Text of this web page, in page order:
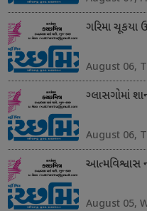
ગરિમા ચૂકયા
August 06,
ગ્લાસગોમાં
August 06,
આત્મવિશ્વાસ
August 05,